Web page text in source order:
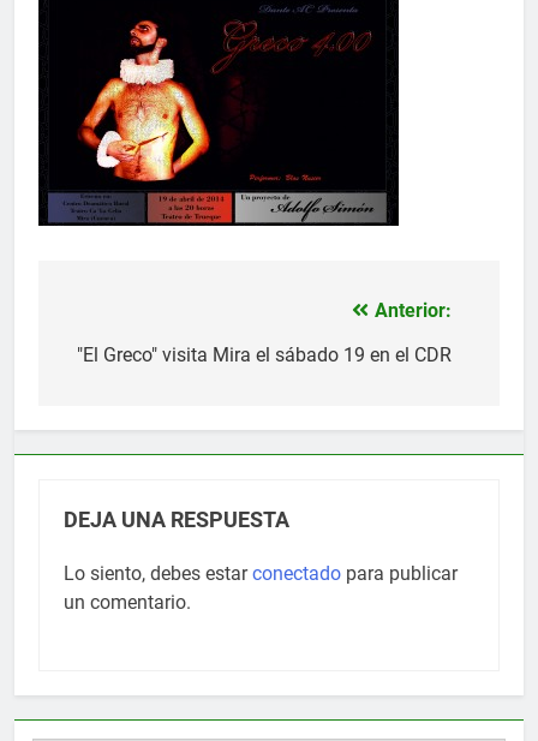
de
Anterior:
"El Greco" visita Mira el sábado 19 en el CDR
DEJA UNA RESPUESTA
Lo siento, debes estarconectado para publicar
un comentario.